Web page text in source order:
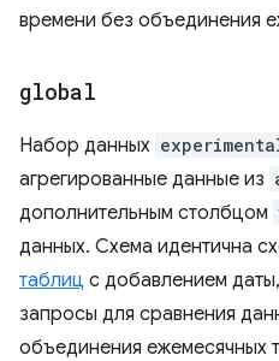
времени без объединения
global
Набор данных
агрегированные данные из
дополнительным столбцом
данных. Схема идентична
таблиц с добавлением
запросы для сравнения
объединения ежемесячных